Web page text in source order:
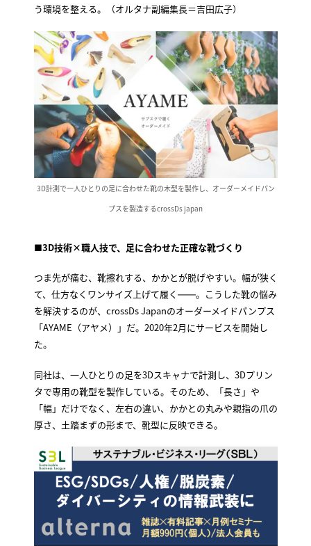
う環境を整える。（オルタナ副編集長＝吉田広子）
3D計測で一人ひとりの足に合わせた靴の木型を製作し、オーダーメイドパン
プスを製造するcrossDs japan
■3D技術×職人技で、足に合わせた正確な靴づくり
つま先が痛む、靴擦れする、かかとが脱げやすい。幅が狭く
て、仕方なくワンサイズ上げて履く――。こうした靴の悩み
を解決するのが、crossDs Japanのオーダーメイドパンプス
「AYAME（アヤメ）」だ。2020年2月にサービスを開始し
た。
同社は、一人ひとりの足を3Dスキャナで計測し、3Dプリン
タで専用の靴型を製作している。そのため、「長さ」や
「幅」だけでなく、左右の違い、かかとの丸みや親指の爪の
厚さ、土踏まずの形まで、靴型に反映できる。